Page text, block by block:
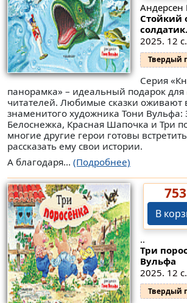
Андерсен
Стойкий
2025. 12 с.
Твердый
Серия
панорамка» – идеальный подарок
читателей. Любимые сказки оживают
знаменитого художника Тони Вульфа:
Белоснежка, Красная Шапочка и Три
многие другие герои готовы
рассказать ему свои истории.
А благодаря... (Подробнее)
753
В
..
Три
Вульфа
2025. 12 с.
Твердый